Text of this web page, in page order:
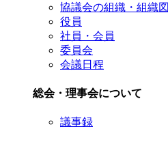
協議会の組織・組織図
役員
社員・会員
委員会
会議日程
総会・理事会について
議事録